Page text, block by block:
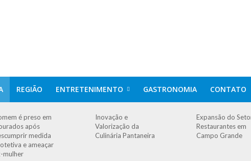
REGIÃO ENTRETENIMENTO GASTRONOMIA CONTATO
é preso em
após
medida
e ameaçar
mulher
Inovação e
Valorização da
Culinária Pantaneira
Expansão do
Restaurantes em
Campo Grande